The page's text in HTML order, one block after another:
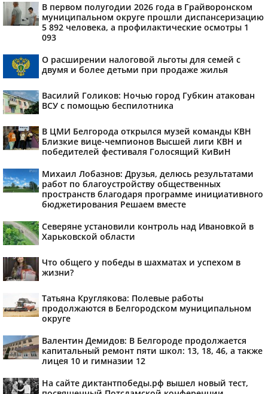
В первом полугодии 2026 года в Грайворонском
муниципальном округе прошли диспансеризацию
5 892 человека, а профилактические осмотры 1
093
О расширении налоговой льготы для семей с
двумя и более детьми при продаже жилья
Василий Голиков: Ночью город Губкин атакован
ВСУ с помощью беспилотника
В ЦМИ Белгорода открылся музей команды КВН
Близкие вице-чемпионов Высшей лиги КВН и
победителей фестиваля Голосящий КиВиН
Михаил Лобазнов: Друзья, делюсь результатами
работ по благоустройству общественных
пространств благодаря программе инициативного
бюджетирования Решаем вместе
Северяне установили контроль над Ивановкой в
Харьковской области
Что общего у победы в шахматах и успехом в
жизни?
Татьяна Круглякова: Полевые работы
продолжаются в Белгородском муниципальном
округе
Валентин Демидов: В Белгороде продолжается
капитальный ремонт пяти школ: 13, 18, 46, а также
лицея 10 и гимназии 12
На сайте диктантпобеды.рф вышел новый тест,